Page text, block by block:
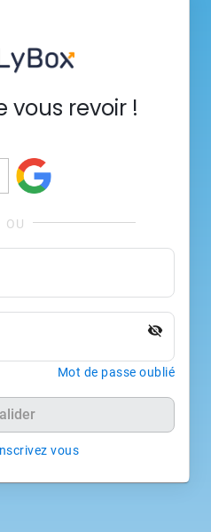
vous revoir !
visibility_off
Mot de passe oublié
vous